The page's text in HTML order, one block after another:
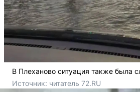
В Плеханово ситуация также была
Источник: читатель 72.RU